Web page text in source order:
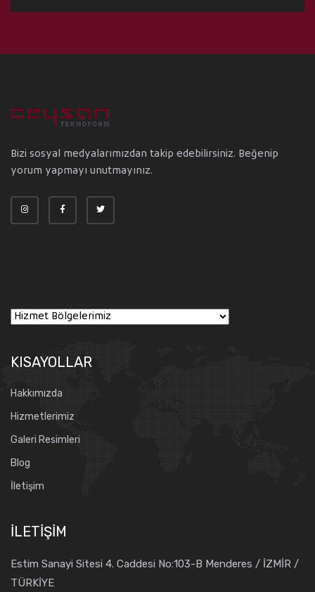
Bizi sosyal medyalarımızdan takip edebilirsiniz. Beğenip
yorum yapmayı unutmayınız.
KISAYOLLAR
Hakkımızda
Hizmetlerimiz
Galeri Resimleri
Blog
İletişim
İLETIŞIM
Estim Sanayi Sitesi 4. Caddesi No:103-B Menderes / İZMİR /
TÜRKİYE